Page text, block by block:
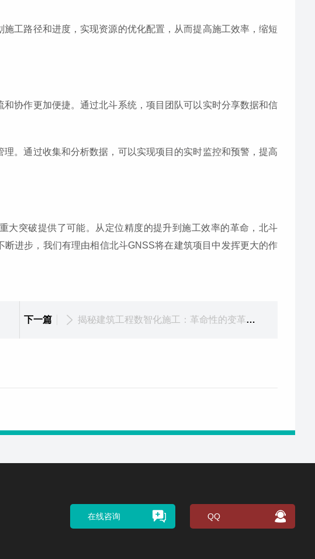
工路径和进度，实现资源的优化配置，从而提高施工效率，缩短
协作更加便捷。通过北斗系统，项目团队可以实时分享数据和信
。通过收集和分析数据，可以实现项目的实时监控和预警，提高
大突破提供了可能。从定位精度的提升到施工效率的革命，北斗
进步，我们有理由相信北斗GNSS将在建筑项目中发挥更大的作
下一篇 揭秘建筑工程数智化施工：革命性的变革如何改变建筑行业
在线咨询 QQ